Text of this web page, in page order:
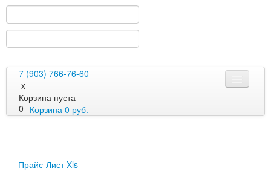
7 (903) 766-76-60
x
Корзина пуста
0 Корзина 0 руб.
Перезарядка ОП
Прайс-Лист Xls